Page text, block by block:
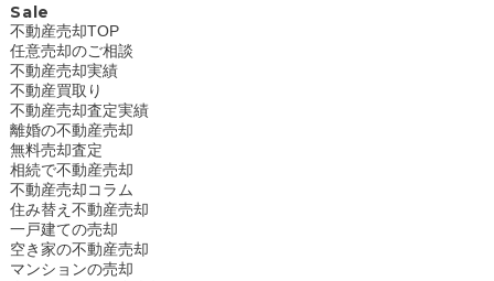
Sale
不動産売却TOP
任意売却のご相談
不動産売却実績
不動産買取り
不動産売却査定実績
離婚の不動産売却
無料売却査定
相続で不動産売却
不動産売却コラム
住み替え不動産売却
一戸建ての売却
空き家の不動産売却
マンションの売却